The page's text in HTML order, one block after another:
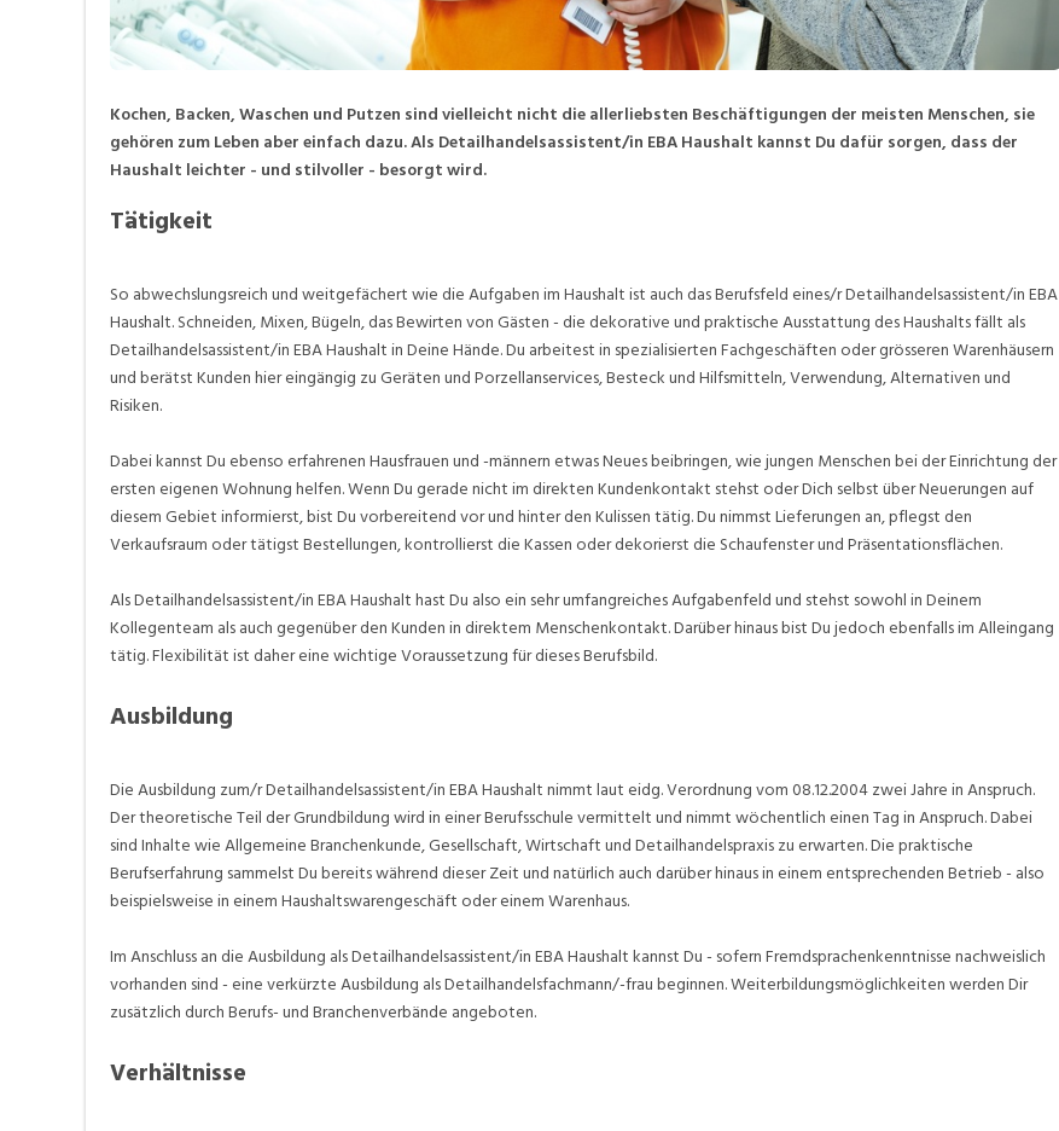
Kochen, Backen, Waschen und Putzen sind vielleicht nicht die allerliebsten Beschäftigungen der meisten Menschen, sie
gehören zum Leben aber einfach dazu. Als Detailhandelsassistent/in EBA Haushalt kannst Du dafür sorgen, dass der
Haushalt leichter - und stilvoller - besorgt wird.
Tätigkeit
So abwechslungsreich und weitgefächert wie die Aufgaben im Haushalt ist auch das Berufsfeld eines/r Detailhandelsassistent/in EBA
Haushalt. Schneiden, Mixen, Bügeln, das Bewirten von Gästen - die dekorative und praktische Ausstattung des Haushalts fällt als
Detailhandelsassistent/in EBA Haushalt in Deine Hände. Du arbeitest in spezialisierten Fachgeschäften oder grösseren Warenhäusern
und berätst Kunden hier eingängig zu Geräten und Porzellanservices, Besteck und Hilfsmitteln, Verwendung, Alternativen und
Risiken.
Dabei kannst Du ebenso erfahrenen Hausfrauen und -männern etwas Neues beibringen, wie jungen Menschen bei der Einrichtung der
ersten eigenen Wohnung helfen. Wenn Du gerade nicht im direkten Kundenkontakt stehst oder Dich selbst über Neuerungen auf
diesem Gebiet informierst, bist Du vorbereitend vor und hinter den Kulissen tätig. Du nimmst Lieferungen an, pflegst den
Verkaufsraum oder tätigst Bestellungen, kontrollierst die Kassen oder dekorierst die Schaufenster und Präsentationsflächen.
Als Detailhandelsassistent/in EBA Haushalt hast Du also ein sehr umfangreiches Aufgabenfeld und stehst sowohl in Deinem
Kollegenteam als auch gegenüber den Kunden in direktem Menschenkontakt. Darüber hinaus bist Du jedoch ebenfalls im Alleingang
tätig. Flexibilität ist daher eine wichtige Voraussetzung für dieses Berufsbild.
Ausbildung
Die Ausbildung zum/r Detailhandelsassistent/in EBA Haushalt nimmt laut eidg. Verordnung vom 08.12.2004 zwei Jahre in Anspruch.
Der theoretische Teil der Grundbildung wird in einer Berufsschule vermittelt und nimmt wöchentlich einen Tag in Anspruch. Dabei
sind Inhalte wie Allgemeine Branchenkunde, Gesellschaft, Wirtschaft und Detailhandelspraxis zu erwarten. Die praktische
Berufserfahrung sammelst Du bereits während dieser Zeit und natürlich auch darüber hinaus in einem entsprechenden Betrieb - also
beispielsweise in einem Haushaltswarengeschäft oder einem Warenhaus.
Im Anschluss an die Ausbildung als Detailhandelsassistent/in EBA Haushalt kannst Du - sofern Fremdsprachenkenntnisse nachweislich
vorhanden sind - eine verkürzte Ausbildung als Detailhandelsfachmann/-frau beginnen. Weiterbildungsmöglichkeiten werden Dir
zusätzlich durch Berufs- und Branchenverbände angeboten.
Verhältnisse